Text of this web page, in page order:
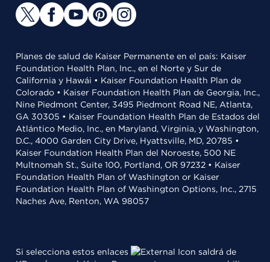
Planes de salud de Kaiser Permanente en el país: Kaiser
Foundation Health Plan, Inc., en el Norte y Sur de
California y Hawái • Kaiser Foundation Health Plan de
Colorado • Kaiser Foundation Health Plan de Georgia, Inc.,
Nine Piedmont Center, 3495 Piedmont Road NE, Atlanta,
GA 30305 • Kaiser Foundation Health Plan de Estados del
Atlántico Medio, Inc., en Maryland, Virginia, y Washington,
D.C., 4000 Garden City Drive, Hyattsville, MD, 20785 •
Kaiser Foundation Health Plan del Noroeste, 500 NE
Multnomah St., Suite 100, Portland, OR 97232 • Kaiser
Foundation Health Plan of Washington or Kaiser
Foundation Health Plan of Washington Options, Inc., 2715
Naches Ave, Renton, WA 98057
Si selecciona estos enlaces
saldrá de